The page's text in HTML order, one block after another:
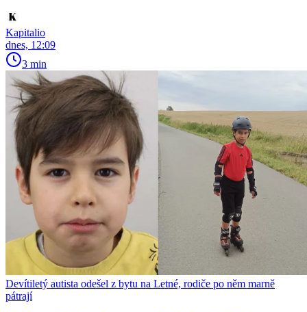
Kapitalio
dnes, 12:09
3 min
Devítiletý autista odešel z bytu na Letné, rodiče po něm marně
pátrají